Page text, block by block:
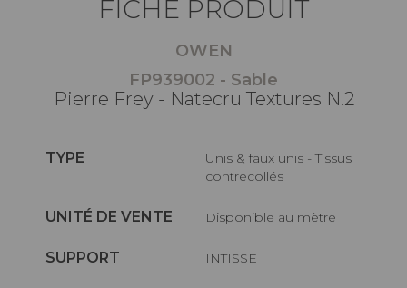
FICHE PRODUIT
OWEN
FP939002 - Sable
Pierre Frey - Natecru Textures N.2
TYPE
Unis & faux unis - Tissus
contrecollés
UNITÉ DE VENTE Disponible au mètre
SUPPORT INTISSE